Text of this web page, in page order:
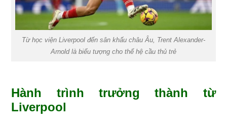
Từ học viện Liverpool đến sân khấu châu Âu, Trent Alexander-
Arnold là biểu tượng cho thế hệ cầu thủ trẻ
Hành trình trưởng thành từ
Liverpool